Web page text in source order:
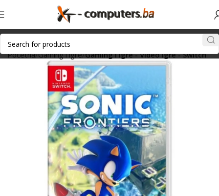
Početna Gaming i igre Gaming i igre - Video igre - Switch